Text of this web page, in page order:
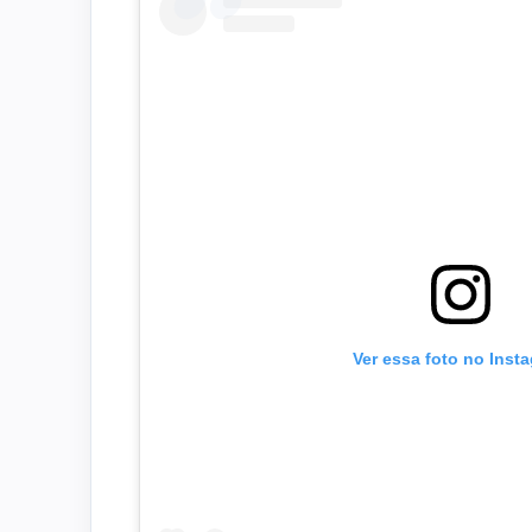
Ver essa foto no